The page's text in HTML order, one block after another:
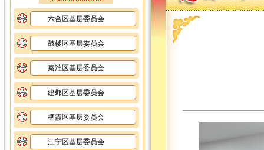
六合区基层委员会
鼓楼区基层委员会
秦淮区基层委员会
建邺区基层委员会
栖霞区基层委员会
江宁区基层委员会